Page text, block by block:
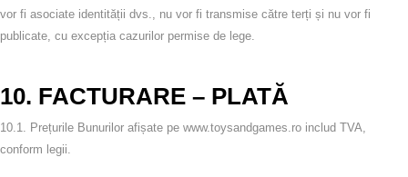
vor fi asociate identității dvs., nu vor fi transmise către terți și nu vor fi
publicate, cu excepția cazurilor permise de lege.
10. FACTURARE – PLATĂ
10.1. Prețurile Bunurilor afișate pe www.toysandgames.ro includ TVA,
conform legii.